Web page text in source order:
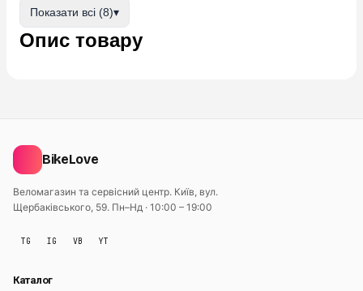
Показати всі (8)▾
Опис товару
BikeLove
Веломагазин та сервісний центр. Київ, вул.
Щербаківського, 59. Пн–Нд · 10:00 – 19:00
TG IG VB YT
Каталог